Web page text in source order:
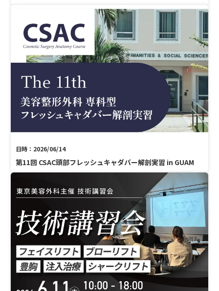
日時：2026/06/14
第11回 CSAC頭部フレッシュキャダバー解剖実習 in GUAM